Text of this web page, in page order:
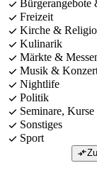
Bürgerangebote
Freizeit
Kirche &
Kulinarik
Märkte &
Musik &
Nightlife
Politik
Seminare,
Sonstiges
Sport